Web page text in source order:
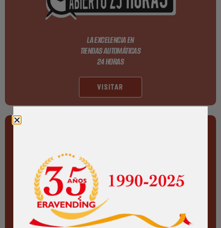
LA EXCELENCIA EN
TIENDAS AUTOMÁTICAS
24 HORAS
VISITAR
TIENDA ONLINE
DE MÁQUINAS
EXPENDEDORAS